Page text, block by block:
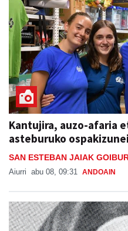
Kantujira, auzo-afaria
asteburuko
SAN ESTEBAN JAIAK
Aiurri abu 08, 09:31 ANDOAIN